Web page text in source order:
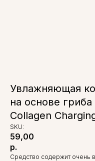
Увлажняющая
на основе гриба
Collagen
SKU:
59,00
р.
Средство содержит очень